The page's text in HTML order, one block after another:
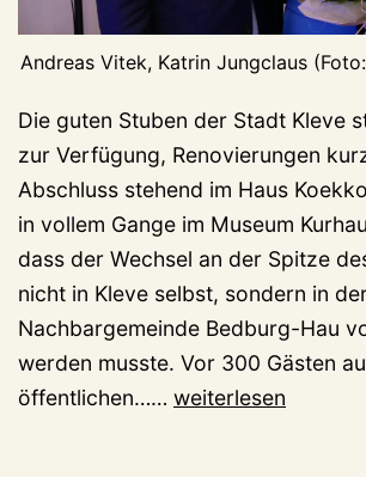
Andreas Vitek, Katrin Jungclaus
Die guten Stuben der Stadt Kleve
zur Verfügung, Renovierungen
Abschluss stehend im Haus
in vollem Gange im Museum
dass der Wechsel an der Spitze
nicht in Kleve selbst, sondern in
Nachbargemeinde Bedburg-Hau
werden musste. Vor 300 Gästen
öffentlichen…… Wechsel
weiterlesen